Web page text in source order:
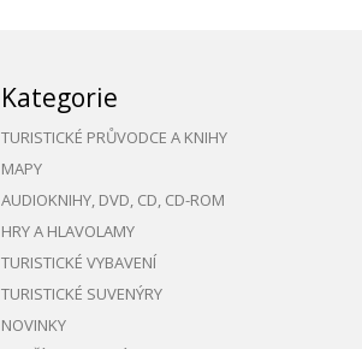
Kategorie
TURISTICKÉ PRŮVODCE A KNIHY
MAPY
AUDIOKNIHY, DVD, CD, CD-ROM
HRY A HLAVOLAMY
TURISTICKÉ VYBAVENÍ
TURISTICKÉ SUVENÝRY
NOVINKY